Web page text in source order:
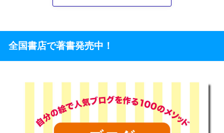
全国書店で著書発売中！